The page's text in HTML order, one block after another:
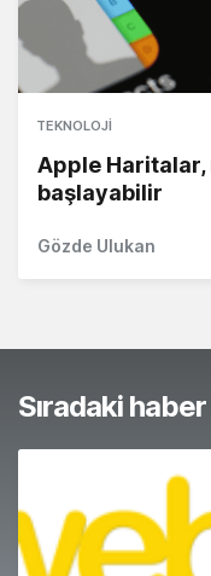
TEKNOLOJI
Apple
başlayabilir
Gözde Ulukan
Sıradaki haber